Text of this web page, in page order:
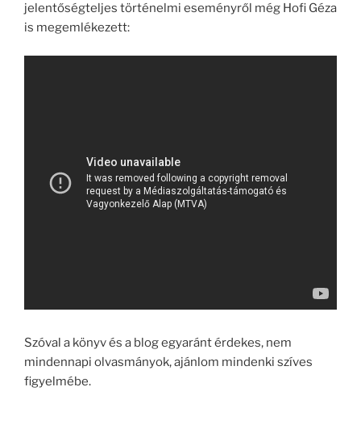
jelentőségteljes történelmi eseményről még Hofi Géza
is megemlékezett:
Szóval a könyv és a blog egyaránt érdekes, nem
mindennapi olvasmányok, ajánlom mindenki szíves
figyelmébe.